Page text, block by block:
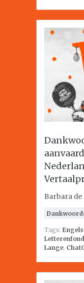
Barbara
Tags: Engels
Lange,